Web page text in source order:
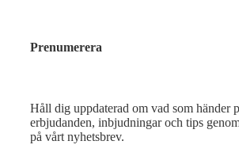
Prenumerera
Håll dig uppdaterad om vad som händer
erbjudanden, inbjudningar och tips
på vårt nyhetsbrev.